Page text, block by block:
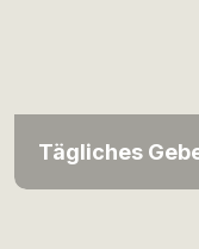
Tägliches